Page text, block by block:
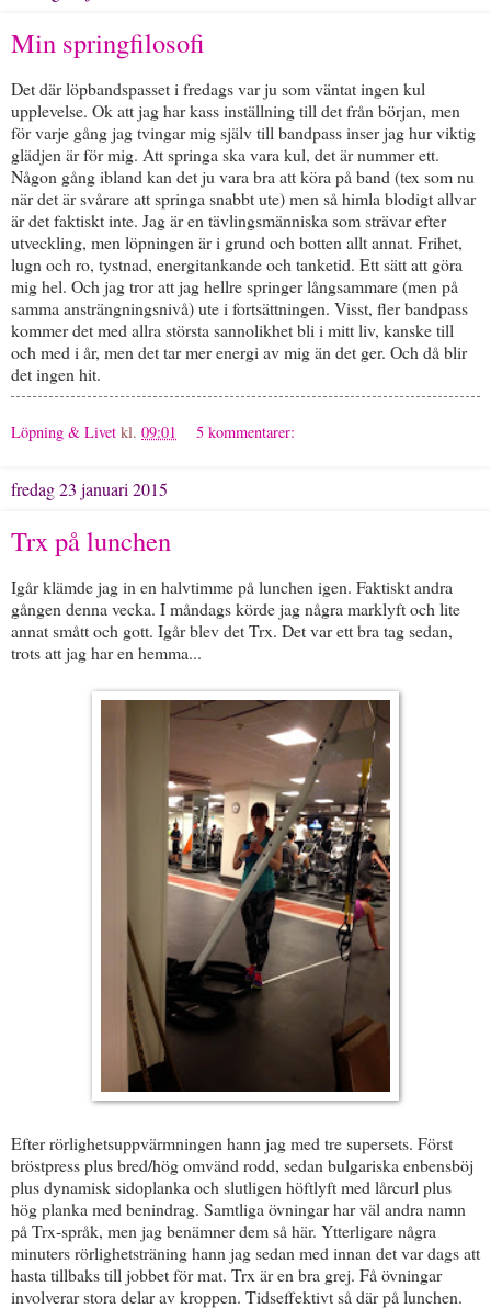
Min springfilosofi
Det där löpbandspasset i fredags var ju som väntat ingen kul
upplevelse. Ok att jag har kass inställning till det från början, men
för varje gång jag tvingar mig själv till bandpass inser jag hur viktig
glädjen är för mig. Att springa ska vara kul, det är nummer ett.
Någon gång ibland kan det ju vara bra att köra på band (tex som nu
när det är svårare att springa snabbt ute) men så himla blodigt allvar
är det faktiskt inte. Jag är en tävlingsmänniska som strävar efter
utveckling, men löpningen är i grund och botten allt annat. Frihet,
lugn och ro, tystnad, energitankande och tanketid. Ett sätt att göra
mig hel. Och jag tror att jag hellre springer långsammare (men på
samma ansträngningsnivå) ute i fortsättningen. Visst, fler bandpass
kommer det med allra största sannolikhet bli i mitt liv, kanske till
och med i år, men det tar mer energi av mig än det ger. Och då blir
det ingen hit.
Löpning & Livet kl. 09:01 5 kommentarer:
fredag 23 januari 2015
Trx på lunchen
Igår klämde jag in en halvtimme på lunchen igen. Faktiskt andra
gången denna vecka. I måndags körde jag några marklyft och lite
annat smått och gott. Igår blev det Trx. Det var ett bra tag sedan,
trots att jag har en hemma...
Efter rörlighetsuppvärmningen hann jag med tre supersets. Först
bröstpress plus bred/hög omvänd rodd, sedan bulgariska enbensböj
plus dynamisk sidoplanka och slutligen höftlyft med lårcurl plus
hög planka med benindrag. Samtliga övningar har väl andra namn
på Trx-språk, men jag benämner dem så här. Ytterligare några
minuters rörlighetsträning hann jag sedan med innan det var dags att
hasta tillbaks till jobbet för mat. Trx är en bra grej. Få övningar
involverar stora delar av kroppen. Tidseffektivt så där på lunchen.